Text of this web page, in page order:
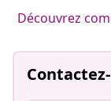
Découvrez